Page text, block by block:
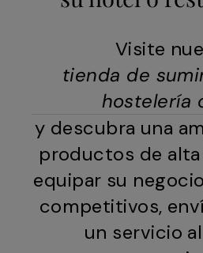
Visite
tienda de
hostelería
y descubra una
productos de
equipar su
competitivos,
un servicio